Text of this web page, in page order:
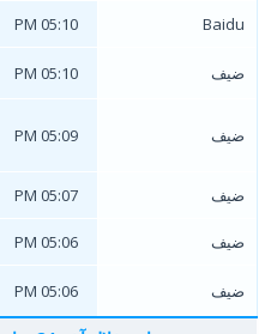
Baidu
05:10 PM
ضيف 05:10 PM
ضيف 05:09 PM
ضيف
05:07 PM
ضيف 05:06 PM
ضيف 05:06 PM